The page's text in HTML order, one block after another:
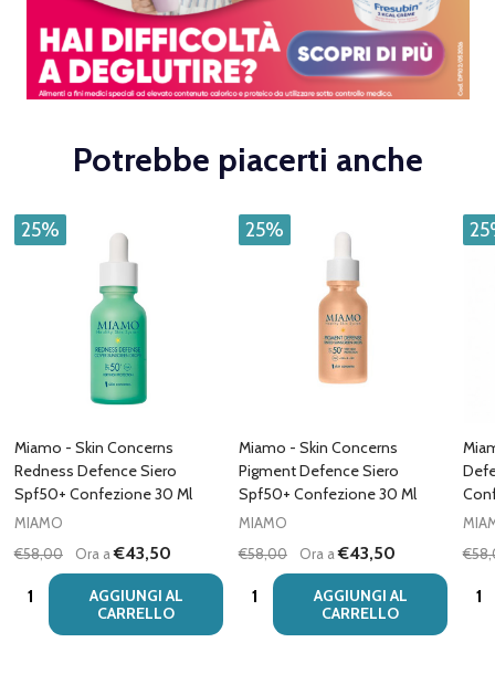
Potrebbe piacerti anche
25%
Miamo - Skin Concerns
Redness Defence Siero
Spf50+ Confezione 30 Ml
MIAMO
€58,00
Ora a€43,50
Quantità:
AGGIUNGI AL
CARRELLO
25%
Miamo - Skin Concerns
Pigment Defence Siero
Spf50+ Confezione 30 Ml
MIAMO
€58,00
Ora a€43,50
Quantità:
AGGIUNGI AL
CARRELLO